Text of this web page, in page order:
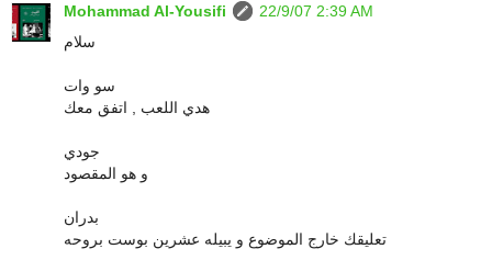
Mohammad Al-Yousifi
22/9/07 2:39 AM
سلام
سو وات
هدي اللعب , اتفق معك
جودي
و هو المقصود
بدران
تعليقك خارج الموضوع و يبيله عشرين بوست بروحه